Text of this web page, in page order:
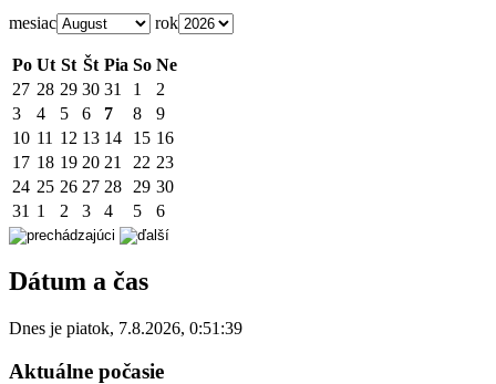
mesiac rok
Po Ut St Št Pia So Ne
27 28 29 30 31 1
2
3
4 5 6 7 8
9
10 11 12 13 14 15 16
17 18 19 20 21 22 23
24 25 26 27 28 29 30
31 1 2 3 4 5 6
Dátum a čas
Dnes je piatok, 7.8.2026, 0:51:39
Aktuálne počasie